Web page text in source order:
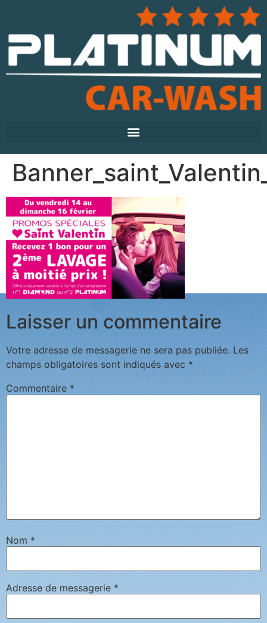
Laisser un commentaire
Votre adresse de messagerie ne sera pas publiée. Les
champs obligatoires sont indiqués avec *
Commentaire *
Nom *
Adresse de messagerie *